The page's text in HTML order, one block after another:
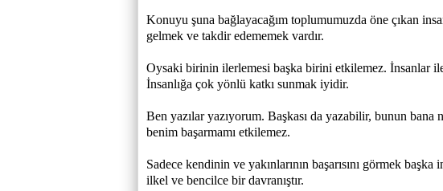
Konuyu şuna bağlayacağım toplumumuzda öne çıkan
gelmek ve takdir edememek vardır.
Oysaki birinin ilerlemesi başka birini etkilemez. İnsanlar
İnsanlığa çok yönlü katkı sunmak iyidir.
Ben yazılar yazıyorum. Başkası da yazabilir, bunun bana
benim başarmamı etkilemez.
Sadece kendinin ve yakınlarının başarısını görmek başka
ilkel ve bencilce bir davranıştır.